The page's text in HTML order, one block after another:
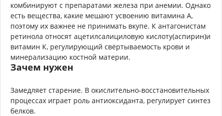
комбинируют с препаратами железа при анемии. Однако
есть вещества, какие мешают усвоению витамина А,
поэтому их важнее не принимать вкупе. К антагонистам
ретинола относят ацетилсалициловую кислоту(аспирин)и
витамин К, регулирующий свёртываемость крови и
минерализацию костной материи.
Зачем нужен
Замедляет старение. В окислительно-восстановительных
процессах играет роль антиоксиданта, регулирует синтез
белков.